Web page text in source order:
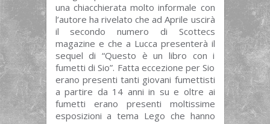
una chiacchierata molto informale con
l’autore ha rivelato che ad Aprile uscirà
il secondo numero di Scottecs
magazine e che a Lucca presenterà il
sequel di “Questo è un libro con i
fumetti di Sio”. Fatta eccezione per Sio
erano presenti tanti giovani fumettisti
a partire da 14 anni in su e oltre ai
fumetti erano presenti moltissime
esposizioni a tema Lego che hanno